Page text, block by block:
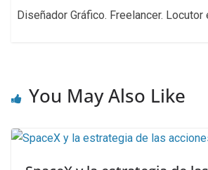
Diseñador Gráfico. Freelancer. Locutor
You May Also Like